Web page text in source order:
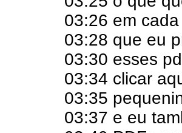
03:26 em
03:28 que eu
03:30 esses
03:34 clicar
03:35
03:37 e eu